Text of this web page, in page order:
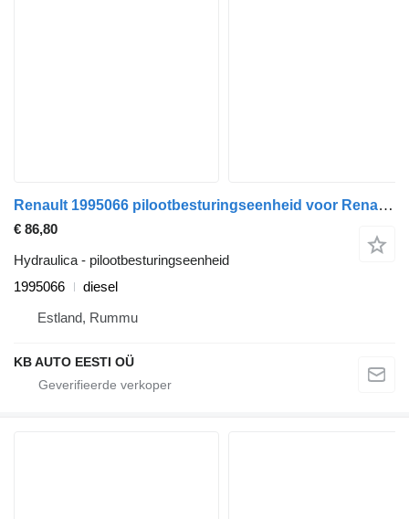
Renault 1995066 pilootbesturingseenheid voor Renault T (2013-) vrachtwagen
€ 86,80
Hydraulica - pilootbesturingseenheid
1995066
diesel
Estland, Rummu
KB AUTO EESTI OÜ